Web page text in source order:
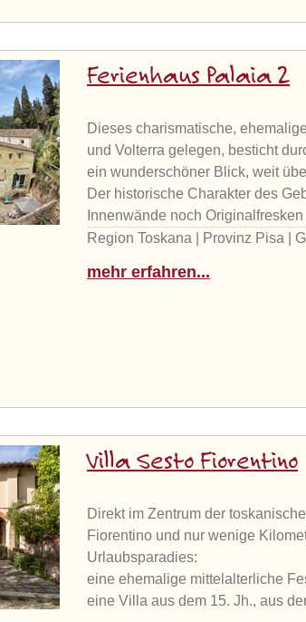
Ferienhaus Palaia 2
Dieses charismatische,
und Volterra gelegen, besticht
ein wunderschöner Blick, weit
Der historische Charakter des
Innenwände noch
Region Toskana | Provinz Pisa |
mehr erfahren...
Villa Sesto Fiorentino
Direkt im Zentrum der
Fiorentino und nur wenige
Urlaubsparadies:
eine ehemalige mittelalterliche
eine Villa aus dem 15. Jh., aus